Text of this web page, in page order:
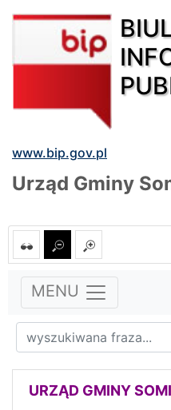
www.bip.gov.pl
Urząd Gminy
MENU
URZĄD GMINY